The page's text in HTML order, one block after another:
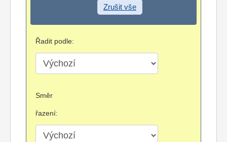
Zrušit vše
Řadit podle:
Směr
řazení: